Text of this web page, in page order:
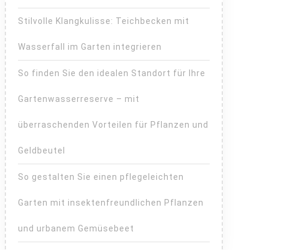
Stilvolle Klangkulisse: Teichbecken mit
Wasserfall im Garten integrieren
So finden Sie den idealen Standort für Ihre
Gartenwasserreserve – mit
überraschenden Vorteilen für Pflanzen und
Geldbeutel
So gestalten Sie einen pflegeleichten
Garten mit insektenfreundlichen Pflanzen
und urbanem Gemüsebeet